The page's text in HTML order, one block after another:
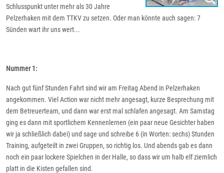
Schlusspunkt unter mehr als 30 Jahre
Pelzerhaken mit dem TTKV zu setzen. Oder man könnte auch sagen: 7
Sünden wart ihr uns wert...
Nummer 1:
Nach gut fünf Stunden Fahrt sind wir am Freitag Abend in Pelzerhaken
angekommen. Viel Action war nicht mehr angesagt, kurze Besprechung mit
dem Betreuerteam, und dann war erst mal schlafen angesagt. Am Samstag
ging es dann mit sportlichem Kennenlernen (ein paar neue Gesichter haben
wir ja schließlich dabei) und sage und schreibe 6 (in Worten: sechs) Stunden
Training, aufgeteilt in zwei Gruppen, so richtig los. Und abends gab es dann
noch ein paar lockere Spielchen in der Halle, so dass wir um halb elf ziemlich
platt in die Kisten gefallen sind.